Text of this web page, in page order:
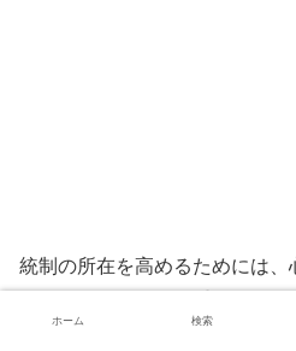
統制の所在を高めるためには
ホーム 検索